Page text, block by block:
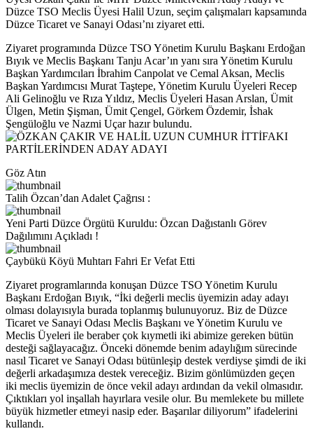
Düzce TSO Meclis Üyesi Halil Uzun, seçim çalışmaları kapsamında
Düzce Ticaret ve Sanayi Odası’nı ziyaret etti.
Ziyaret programında Düzce TSO Yönetim Kurulu Başkanı Erdoğan
Bıyık ve Meclis Başkanı Tanju Acar’ın yanı sıra Yönetim Kurulu
Başkan Yardımcıları İbrahim Canpolat ve Cemal Aksan, Meclis
Başkan Yardımcısı Murat Taştepe, Yönetim Kurulu Üyeleri Recep
Ali Gelinoğlu ve Rıza Yıldız, Meclis Üyeleri Hasan Arslan, Ümit
Ülgen, Metin Şişman, Ümit Çengel, Görkem Özdemir, İshak
Şengüloğlu ve Nazmi Uçar hazır bulundu.
Göz Atın
Talih Özcan’dan Adalet Çağrısı :
Yeni Parti Düzce Örgütü Kuruldu: Özcan Dağıstanlı Görev
Dağılımını Açıkladı !
Çaybükü Köyü Muhtarı Fahri Er Vefat Etti
Ziyaret programlarında konuşan Düzce TSO Yönetim Kurulu
Başkanı Erdoğan Bıyık, “İki değerli meclis üyemizin aday adayı
olması dolayısıyla burada toplanmış bulunuyoruz. Biz de Düzce
Ticaret ve Sanayi Odası Meclis Başkanı ve Yönetim Kurulu ve
Meclis Üyeleri ile beraber çok kıymetli iki abimize gereken bütün
desteği sağlayacağız. Önceki dönemde benim adaylığım sürecinde
nasıl Ticaret ve Sanayi Odası bütünleşip destek verdiyse şimdi de iki
değerli arkadaşımıza destek vereceğiz. Bizim gönlümüzden geçen
iki meclis üyemizin de önce vekil adayı ardından da vekil olmasıdır.
Çıktıkları yol inşallah hayırlara vesile olur. Bu memlekete bu millete
büyük hizmetler etmeyi nasip eder. Başarılar diliyorum” ifadelerini
kullandı.